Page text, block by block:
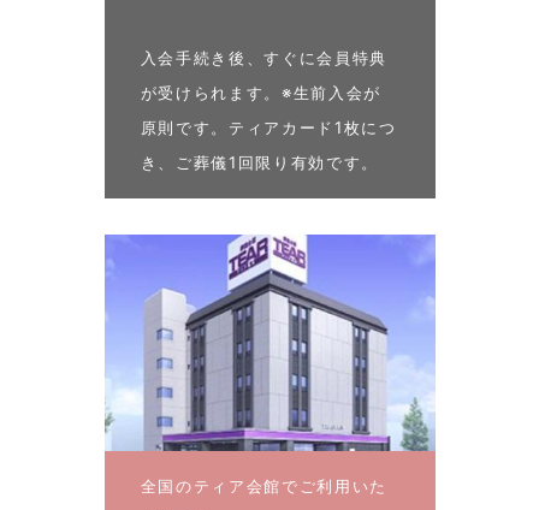
入会手続き後、すぐに会員特典
が受けられます。※生前入会が
原則です。ティアカード1枚につ
き、ご葬儀1回限り有効です。
全国のティア会館でご利用いた